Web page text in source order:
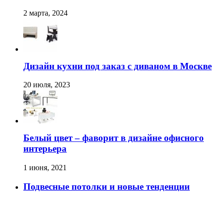
2 марта, 2024
Дизайн кухни под заказ с диваном в Москве
20 июля, 2023
Белый цвет – фаворит в дизайне офисного
интерьера
1 июня, 2021
Подвесные потолки и новые тенденции